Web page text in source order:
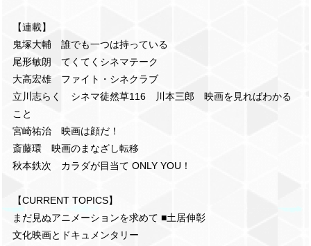
【連載】
鬼塚大輔 誰でも一つは持っている
尾形敏朗 てくてくシネマテーク
大高宏雄 ファイト・シネクラブ
立川志らく シネマ徒然草116 川本三郎 映画を見ればわかる
こと
宮崎祐治 映画は顔だ！
斎藤環 映画のまなざし転移
秋本鉄次 カラダが目当て ONLY YOU！
【CURRENT TOPICS】
まだ見ぬアニメーションを求めて ■土居伸彰
文化映画とドキュメンタリー